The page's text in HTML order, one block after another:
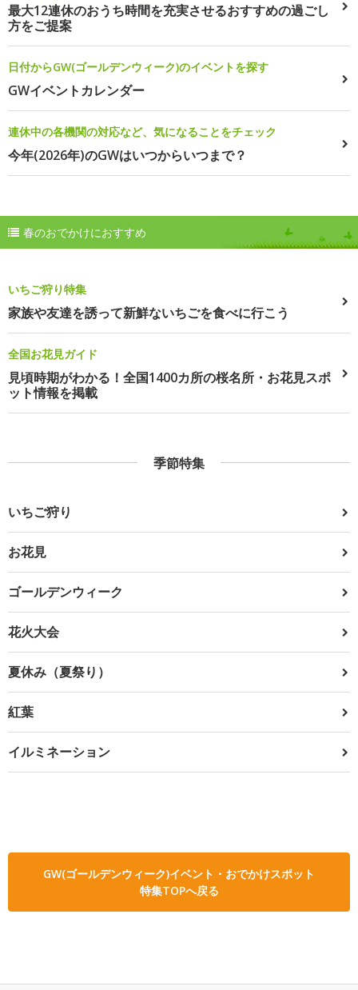
最大12連休のおうち時間を充実させるおすすめの過ごし
方をご提案
日付からGW(ゴールデンウィーク)のイベントを探す
GWイベントカレンダー
連休中の各機関の対応など、気になることをチェック
今年(2026年)のGWはいつからいつまで？
春のおでかけにおすすめ
いちご狩り特集
家族や友達を誘って新鮮ないちごを食べに行こう
全国お花見ガイド
見頃時期がわかる！全国1400カ所の桜名所・お花見スポ
ット情報を掲載
季節特集
いちご狩り
お花見
ゴールデンウィーク
花火大会
夏休み（夏祭り）
紅葉
イルミネーション
GW(ゴールデンウィーク)イベント・おでかけスポット
特集TOPへ戻る